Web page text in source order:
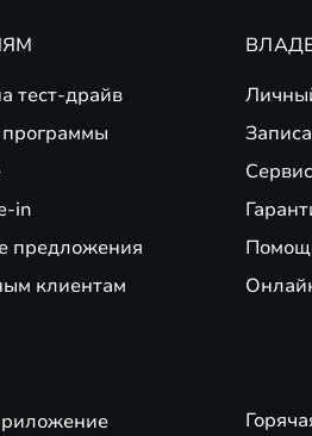
тест-драйв
in
предложения
клиентам
Сервис